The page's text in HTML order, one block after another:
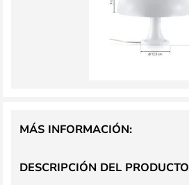
DESCRIPCIÓN DEL PRODUCTO
MÁS INFORMACIÓN: